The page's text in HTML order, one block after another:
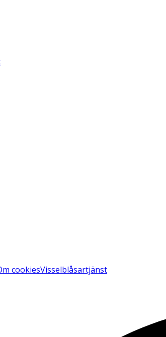
cookiesVisselblåsartjänst